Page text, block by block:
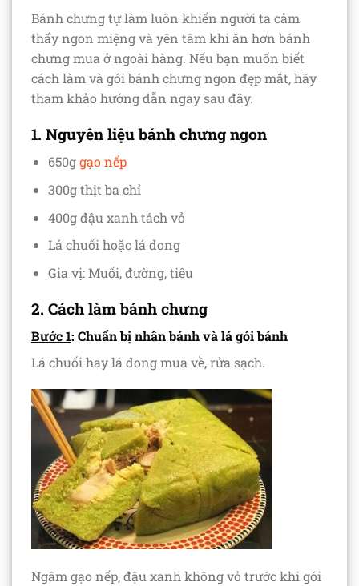
Bánh chưng tự làm luôn khiến người ta cảm
thấy ngon miệng và yên tâm khi ăn hơn bánh
chưng mua ở ngoài hàng. Nếu bạn muốn biết
cách làm và gói bánh chưng ngon đẹp mắt, hãy
tham khảo hướng dẫn ngay sau đây.
1. Nguyên liệu bánh chưng ngon
650ggạo nếp
300g thịt ba chỉ
400g đậu xanh tách vỏ
Lá chuối hoặc lá dong
Gia vị: Muối, đường, tiêu
2. Cách làm bánh chưng
Bước 1: Chuẩn bị nhân bánh và lá gói bánh
Lá chuối hay lá dong mua về, rửa sạch.
Ngâm gạo nếp, đậu xanh không vỏ trước khi gói